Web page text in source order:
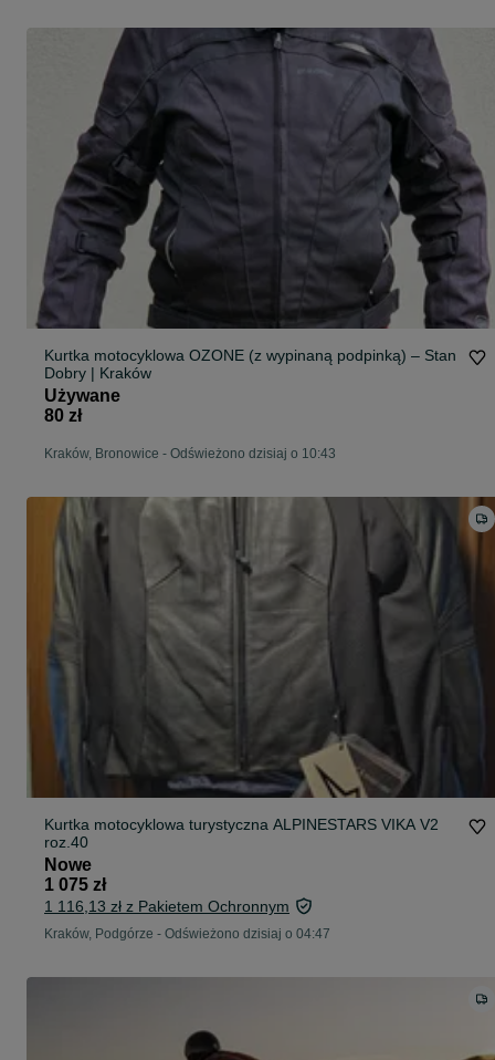
Kurtka motocyklowa OZONE (z wypinaną podpinką) – Stan
Dobry | Kraków
Używane
80 zł
Kraków, Bronowice - Odświeżono dzisiaj o 10:43
Kurtka motocyklowa turystyczna ALPINESTARS VIKA V2
roz.40
Nowe
1 075 zł
1 116,13 zł z Pakietem Ochronnym
Kraków, Podgórze - Odświeżono dzisiaj o 04:47